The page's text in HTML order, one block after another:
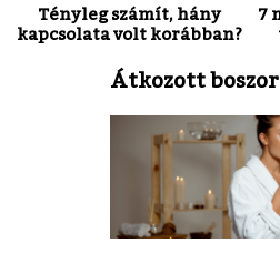
Tényleg számít, hány
kapcsolata volt korábban?
7
Átkozott